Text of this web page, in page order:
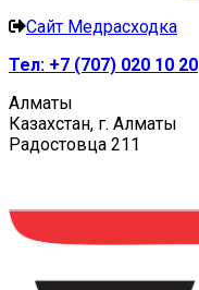
Сайт Медрасходка
Тел: +7 (707) 020 10 20
Алматы
Казахстан, г. Алматы
Радостовца 211